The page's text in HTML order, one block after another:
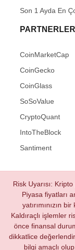
Son 1 Ayda En
CoinMarketCap
CoinGecko
CoinGlass
SoSoValue
CryptoQuant
IntoTheBlock
Santiment
Risk Uyarısı:
Piyasa fiyatları
yatırımınızın
Kaldıraçlı işlemler
önce finansal
dikkatlice
bilgi amaçlı